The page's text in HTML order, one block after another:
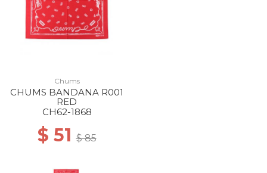
Chums
CHUMS BANDANA R001
RED
CH62-1868
$ 51$ 85